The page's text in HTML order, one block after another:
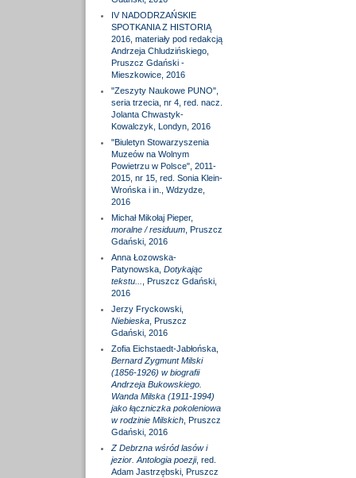
IV NADODRZAŃSKIE
SPOTKANIA Z HISTORIĄ
2016, materiały pod redakcją
Andrzeja Chludzińskiego,
Pruszcz Gdański -
Mieszkowice, 2016
"Zeszyty Naukowe PUNO",
seria trzecia, nr 4, red. nacz.
Jolanta Chwastyk-
Kowalczyk, Londyn, 2016
"Biuletyn Stowarzyszenia
Muzeów na Wolnym
Powietrzu w Polsce", 2011-
2015, nr 15, red. Sonia Klein-
Wrońska i in., Wdzydze,
2016
Michał Mikołaj Pieper,
moralne / residuum, Pruszcz
Gdański, 2016
Anna Łozowska-
Patynowska, Dotykając
tekstu...
, Pruszcz Gdański,
2016
Jerzy Fryckowski,
Niebieska, Pruszcz
Gdański, 2016
Zofia Eichstaedt-Jabłońska,
Bernard Zygmunt Milski
(1856-1926) w biografii
Andrzeja Bukowskiego.
Wanda Milska (1911-1994)
jako łączniczka pokoleniowa
w rodzinie Milskich, Pruszcz
Gdański, 2016
Z Debrzna wśród lasów i
jezior. Antologia poezji, red.
Adam Jastrzębski, Pruszcz